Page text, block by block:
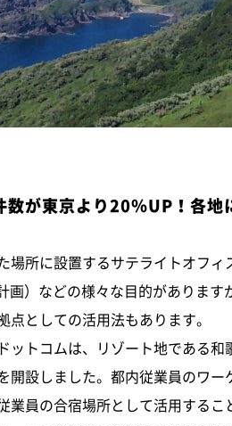
数が東京より20％UP！各地
場所に設置するサテライトオフィ
画）などの様々な目的がありま
点としての活用法もあります。
ットコムは、リゾート地である
開設しました。都内従業員のワ
業員の合宿場所として活用する